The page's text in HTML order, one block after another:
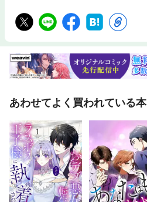
あわせてよく買われている本